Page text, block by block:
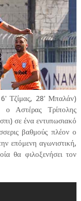
Τζίμας, 28' Μπαλάν)
ο Αστέρας Τρίπολης
σε ένα εντυπωσιακό
βαθμούς πλέον ο
επόμενη αγωνιστική,
θα φιλοξενήσει τον